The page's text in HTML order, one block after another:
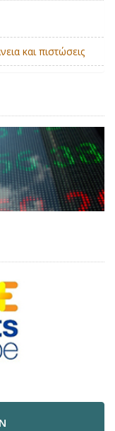
και πιστώσεις